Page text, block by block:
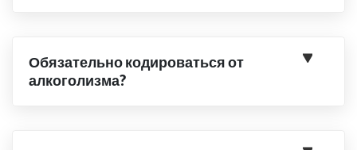
Обязательно кодироваться от
алкоголизма?